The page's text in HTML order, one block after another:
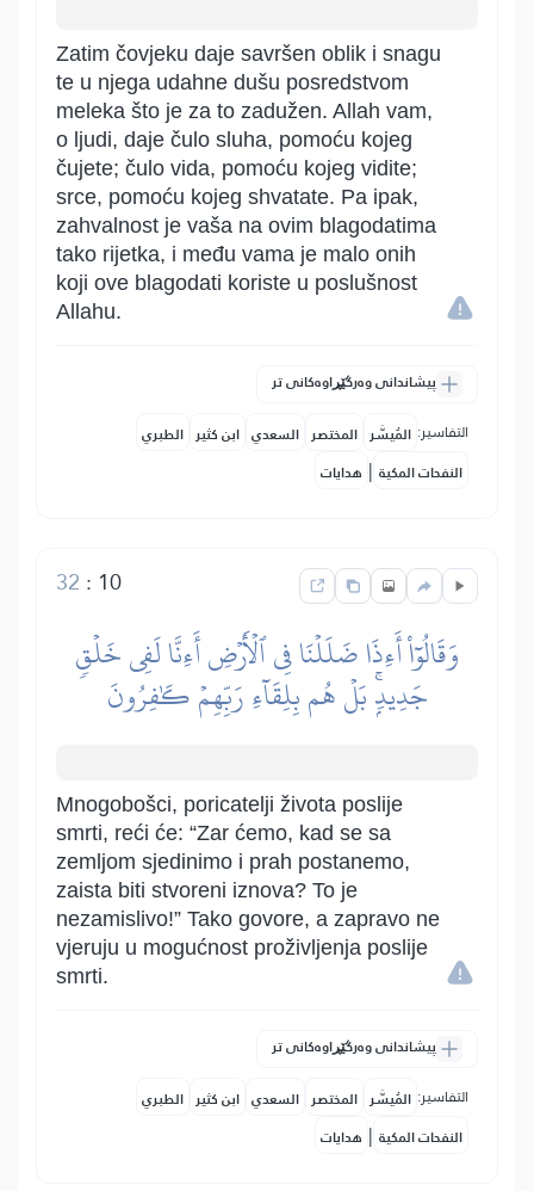
Zatim čovjeku daje savršen oblik i snagu
te u njega udahne dušu posredstvom
meleka što je za to zadužen. Allah vam,
o ljudi, daje čulo sluha, pomoću kojeg
čujete; čulo vida, pomoću kojeg vidite;
srce, pomoću kojeg shvatate. Pa ipak,
zahvalnost je vaša na ovim blagodatima
tako rijetka, i među vama je malo onih
koji ove blagodati koriste u poslušnost
Allahu.
پیشاندانی وەرگێڕاوەکانی تر
التفاسير: المُيسَّر المختصر السعدي ابن كثير الطبري
النفحات المكية | هدايات
10
:
32
وَقَالُوٓاْ أَءِذَا ضَلَلۡنَا فِي ٱلۡأَرۡضِ أَءِنَّا لَفِي خَلۡقٖ
جَدِيدِۭۚ بَلۡ هُم بِلِقَآءِ رَبِّهِمۡ كَٰفِرُونَ
Mnogobošci, poricatelji života poslije
smrti, reći će: “Zar ćemo, kad se sa
zemljom sjedinimo i prah postanemo,
zaista biti stvoreni iznova? To je
nezamislivo!” Tako govore, a zapravo ne
vjeruju u mogućnost proživljenja poslije
smrti.
پیشاندانی وەرگێڕاوەکانی تر
التفاسير: المُيسَّر المختصر السعدي ابن كثير الطبري
النفحات المكية | هدايات